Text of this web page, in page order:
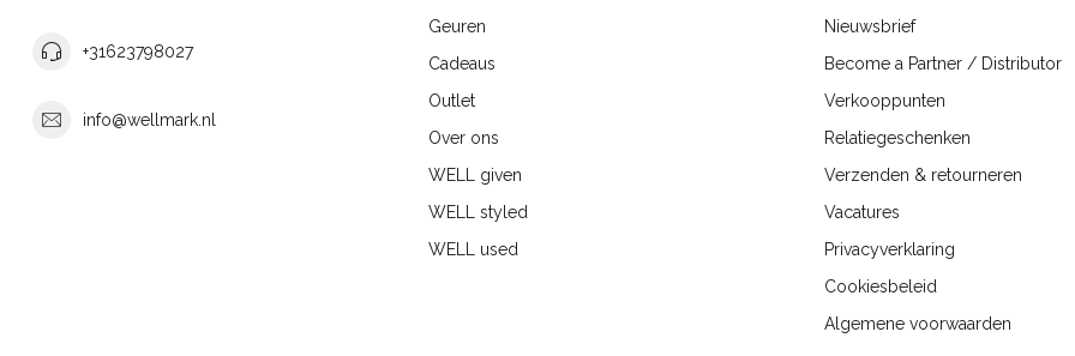
+31623798027
info@wellmark.nl
Geuren
Cadeaus
Outlet
Over ons
WELL given
WELL styled
WELL used
Nieuwsbrief
Become a Partner / Distributor
Verkooppunten
Relatiegeschenken
Verzenden & retourneren
Vacatures
Privacyverklaring
Cookiesbeleid
Algemene voorwaarden